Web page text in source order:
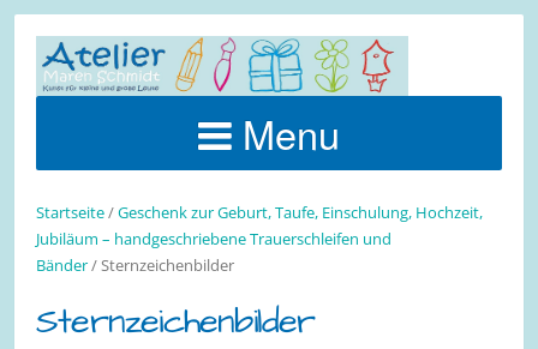
Menu
Startseite/Geschenk zur Geburt, Taufe, Einschulung, Hochzeit,
Jubiläum – handgeschriebene Trauerschleifen und
Bänder/ Sternzeichenbilder
Sternzeichenbilder